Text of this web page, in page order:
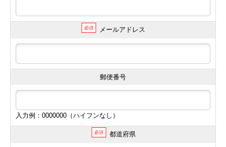
必須 メールアドレス
郵便番号
入力例：0000000（ハイフンなし）
必須 都道府県